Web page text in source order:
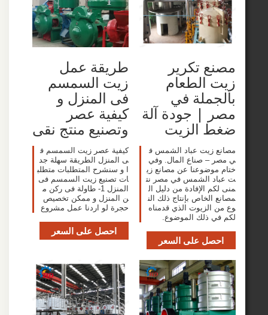
تكرير
الطعام
في
| جودة آلة
الزيت
زيت عباد الشمس ف
صناع المال. وفي
عن مصانع زي
الشمس في مصر نت
الإفادة من دليل ال
بإنتاج ذلك الن
الذي قدمناه
ذلك الموضوع.
على السعر
طريقة عمل
زيت السمسم
فى المنزل و
كيفية عصر
وتصنيع منتج نقى
كيفية عصر زيت السمسم ف
ى المنزل الطريقة سهلة جد
ا و سنشرح المتطلبات متطلب
ات تصنيع زيت السمسم فى
المنزل 1- طاولة فى ركن م
ن المنزل و ممكن تخصيص
حجرة لو اردنا عمل مشروع
احصل على السعر